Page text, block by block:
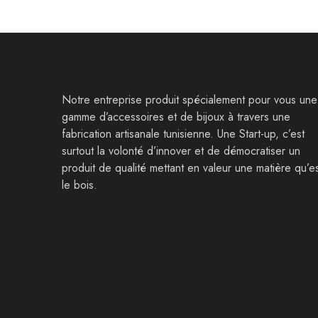
Notre entreprise produit spécialement pour vous une
gamme d’accessoires et de bijoux à travers une
fabrication artisanale tunisienne. Une Start-up, c’est
surtout la volonté d’innover et de démocratiser un
produit de qualité mettant en valeur une matière
le bois.